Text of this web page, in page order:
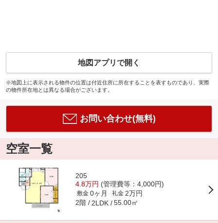
地図アプリで開く
※地図上に表示される物件の位置は付近住所に所在することを表すものであり、実際
の物件所在地とは異なる場合がございます。
お問い合わせ(無料)
空室一覧
205
4.8万円 (管理費等：4,000円)
敷金 0ヶ月 礼金 2万円
2階 2LDK 55.00㎡